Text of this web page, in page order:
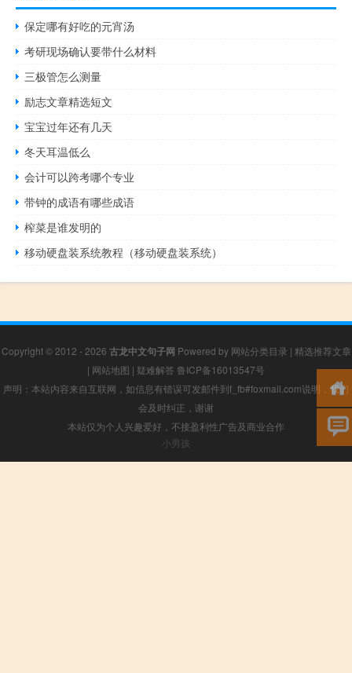
保定哪有好吃的元宵汤
考研现场确认要带什么材料
三极管怎么测量
励志文章精选短文
宝宝过年还有几天
冬天耳温低么
会计可以跨考哪个专业
带钟的成语有哪些成语
榨菜是谁发明的
移动硬盘装系统教程（移动硬盘装系统）
Copyright © 2012 - 2026 古龙中文句子网 Powered by 网站分类目录 | 精选推荐文章
| 网站地图 | 疑难解答 鲁ICP备16013547号
声明：本站内容来自互联网，如信息有错误可发邮件到f_fb#foxmail.com说明，我们
会及时纠正，谢谢
本站仅为个人兴趣爱好，不接盈利性广告及商业合作
小男孩